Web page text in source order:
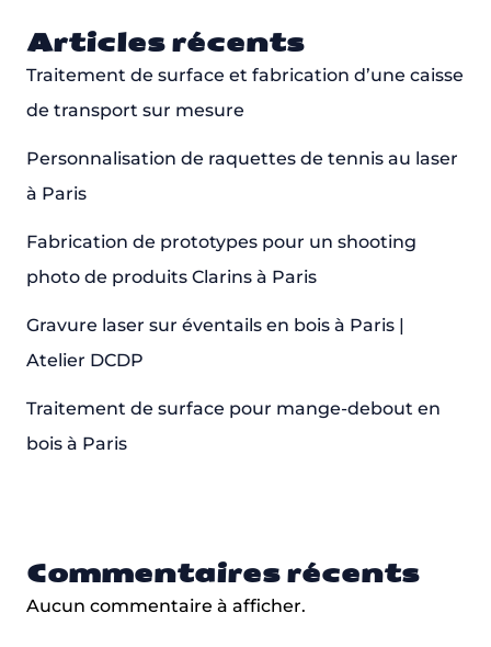
Articles récents
Traitement de surface et fabrication d’une caisse
de transport sur mesure
Personnalisation de raquettes de tennis au laser
à Paris
Fabrication de prototypes pour un shooting
photo de produits Clarins à Paris
Gravure laser sur éventails en bois à Paris |
Atelier DCDP
Traitement de surface pour mange-debout en
bois à Paris
Commentaires récents
Aucun commentaire à afficher.